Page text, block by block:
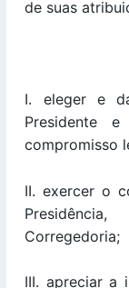
de suas
I. eleger e
Presidente
compromisso
II. exercer o
Corregedoria;
III. apreciar a